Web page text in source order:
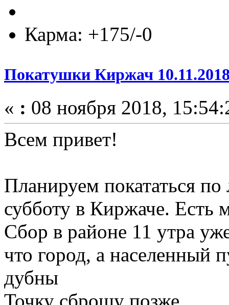
Карма: +175/-0
Покатушки Киржач
« : 08 ноября 2018,
Всем привет!
Планируем покататься по
субботу в Киржаче. Есть
Сбор в районе 11 утра
что город, а населенный
дубны
Точку сброшу позже